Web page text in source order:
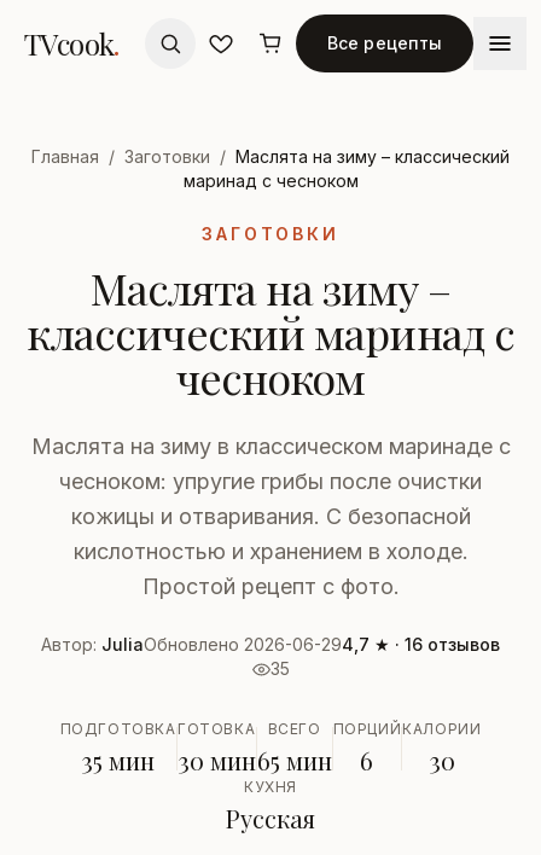
TVcook. Все рецепты
Главная / Заготовки / Маслята на зиму – классический
маринад с чесноком
ЗАГОТОВКИ
Маслята на зиму –
классический маринад с
чесноком
Маслята на зиму в классическом маринаде с
чесноком: упругие грибы после очистки
кожицы и отваривания. С безопасной
кислотностью и хранением в холоде.
Простой рецепт с фото.
Автор: JuliaОбновлено 2026-06-294,7 ★ · 16 отзывов
35
ПОДГОТОВКА
35 мин
ГОТОВКА
30 мин
ВСЕГО
65 мин
ПОРЦИЙ
6
КАЛОРИИ
30
КУХНЯ
Русская